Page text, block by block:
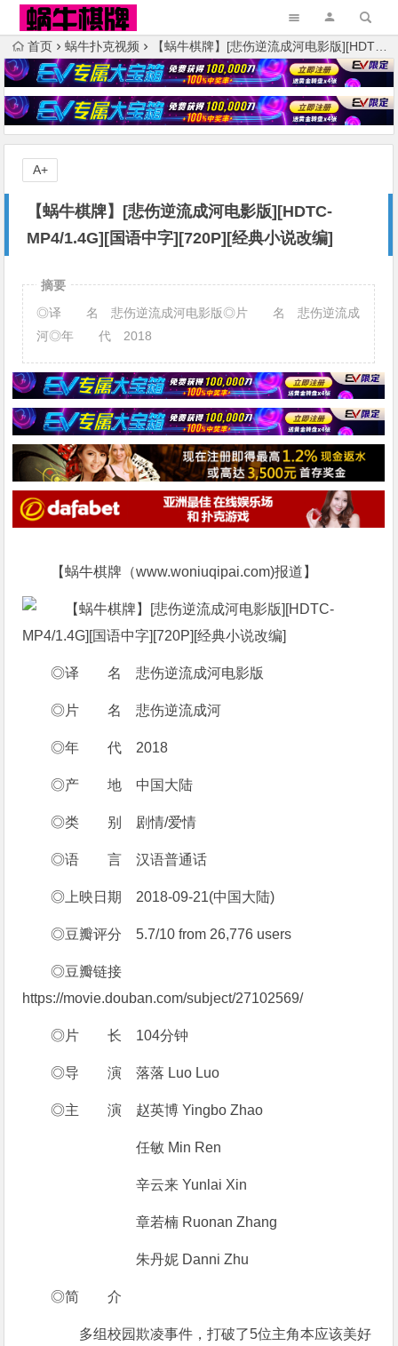
首页 蜗牛扑克视频 【蜗牛棋牌】[悲伤逆流成河电影版][HDTC-MP4/1.4G][国语中字][720P][经典小说改编]
【蜗牛棋牌】[悲伤逆流成河电影版][HDTC-
MP4/1.4G][国语中字][720P][经典小说改编]
A+
摘要
◎译 名 悲伤逆流成河电影版◎片 名 悲伤逆流成
河◎年 代 2018
【蜗牛棋牌（www.woniuqipai.com)报道】
◎译 名 悲伤逆流成河电影版
◎片 名 悲伤逆流成河
◎年 代 2018
◎产 地 中国大陆
◎类 别 剧情/爱情
◎语 言 汉语普通话
◎上映日期 2018-09-21(中国大陆)
◎豆瓣评分 5.7/10 from 26,776 users
◎豆瓣链接
https://movie.douban.com/subject/27102569/
◎片 长 104分钟
◎导 演 落落 Luo Luo
◎主 演 赵英博 Yingbo Zhao
任敏 Min Ren
辛云来 Yunlai Xin
章若楠 Ruonan Zhang
朱丹妮 Danni Zhu
◎简 介
多组校园欺凌事件，打破了5位主角本应该美好